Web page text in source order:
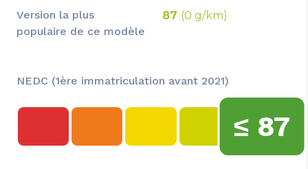
Version la plus
populaire de ce modèle
87 (0 g/km)
NEDC (1ère immatriculation avant 2021)
≤ 87